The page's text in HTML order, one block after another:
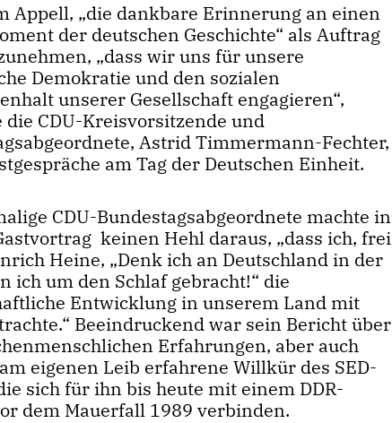
Appell, „die dankbare Erinnerung an einen
der deutschen Geschichte“ als Auftrag
„dass wir uns für unsere
Demokratie und den sozialen
unserer Gesellschaft engagieren“,
die CDU-Kreisvorsitzende und
Astrid Timmermann-Fechter,
am Tag der Deutschen Einheit.
CDU-Bundestagsabgeordnete machte in
keinen Hehl daraus, „dass ich, frei
Heine, „Denk ich an Deutschland in der
ich um den Schlaf gebracht!“ die
Entwicklung in unserem Land mit
Beeindruckend war sein Bericht über
Erfahrungen, aber auch
eigenen Leib erfahrene Willkür des SED-
sich für ihn bis heute mit einem DDR-
dem Mauerfall 1989 verbinden.